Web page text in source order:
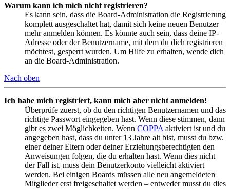
Warum kann ich mich nicht registrieren?
Es kann sein, dass die Board-Administration die Registrierung
komplett ausgeschaltet hat, damit sich keine neuen Benutzer
mehr anmelden können. Es könnte auch sein, dass deine IP-
Adresse oder der Benutzername, mit dem du dich registrieren
möchtest, gesperrt wurden. Um Hilfe zu erhalten, wende dich
an die Board-Administration.
Nach oben
Ich habe mich registriert, kann mich aber nicht anmelden!
Überprüfe zuerst, ob du den richtigen Benutzernamen und das
richtige Passwort eingegeben hast. Wenn diese stimmen, dann
gibt es zwei Möglichkeiten. Wenn COPPA aktiviert ist und du
angegeben hast, dass du unter 13 Jahre alt bist, musst du bzw.
einer deiner Eltern oder deiner Erziehungsberechtigten den
Anweisungen folgen, die du erhalten hast. Wenn dies nicht
der Fall ist, muss dein Benutzerkonto vielleicht aktiviert
werden. Bei einigen Boards müssen alle neu angemeldeten
Mitglieder erst freigeschaltet werden – entweder musst du dies